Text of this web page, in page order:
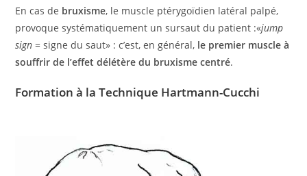
En cas de bruxisme, le muscle ptérygoïdien latéral palpé,
provoque systématiquement un sursaut du patient :«jump
sign = signe du saut» : c’est, en général, le premier muscle à
souffrir de l’effet délétère du bruxisme centré.
Formation à la Technique Hartmann-Cucchi